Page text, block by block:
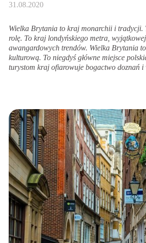
31.08.2020
Wielka Brytania to kraj monarchii i tradycji.
rolę. To kraj londyńskiego metra,
awangardowych trendów. Wielka Brytania
kulturową. To niegdyś główne miejsce
turystom kraj ofiarowuje bogactwo doznań